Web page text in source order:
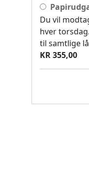
Du vil
hver
til samtlige
KR 355,00